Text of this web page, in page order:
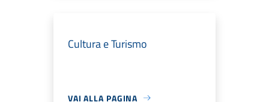
Cultura e Turismo
VAI ALLA PAGINA